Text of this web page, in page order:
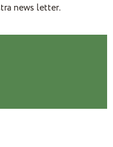
news letter.